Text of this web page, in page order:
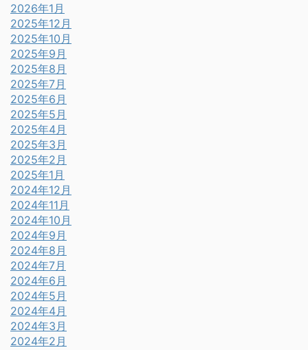
2026年1月
2025年12月
2025年10月
2025年9月
2025年8月
2025年7月
2025年6月
2025年5月
2025年4月
2025年3月
2025年2月
2025年1月
2024年12月
2024年11月
2024年10月
2024年9月
2024年8月
2024年7月
2024年6月
2024年5月
2024年4月
2024年3月
2024年2月